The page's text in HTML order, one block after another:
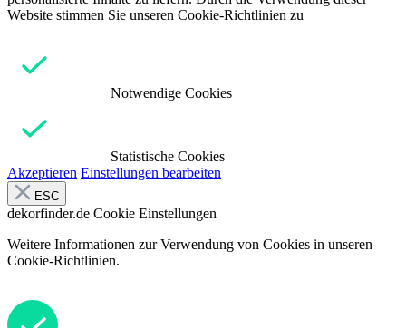
Website stimmen Sie unseren Cookie-Richtlinien zu
Notwendige Cookies
Statistische Cookies
Akzeptieren Einstellungen bearbeiten
ESC
dekorfinder.de Cookie Einstellungen
Weitere Informationen zur Verwendung von Cookies in unseren
Cookie-Richtlinien.